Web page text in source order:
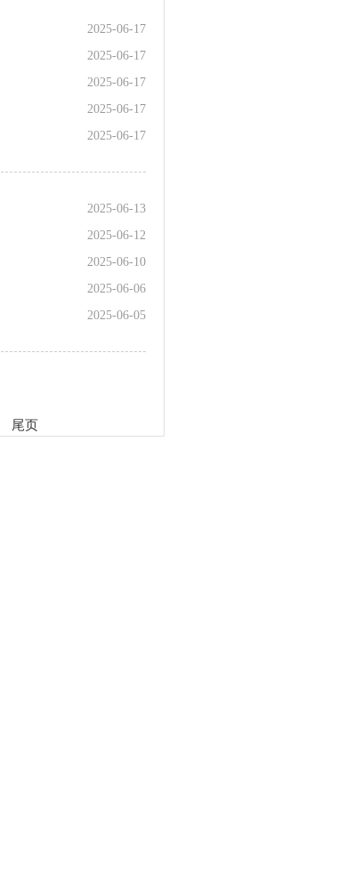
2025-06-17
2025-06-17
2025-06-17
2025-06-17
2025-06-17
2025-06-13
2025-06-12
2025-06-10
2025-06-06
2025-06-05
尾页